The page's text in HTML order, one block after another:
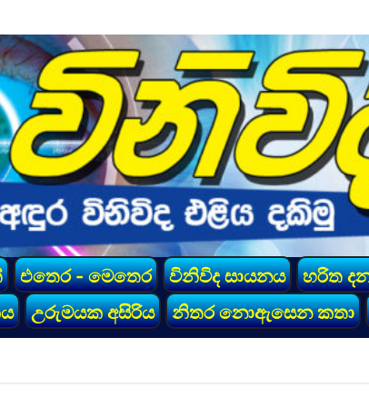
එතෙර - මෙතෙර විනිවිද සායනය හරිත
උරුමයක අසිරිය නිතර නොඇසෙන කතා